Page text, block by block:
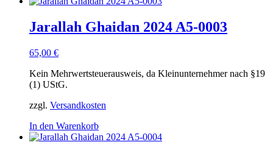
Jarallah Ghaidan 2024 A5-0003
65,00 €
Kein Mehrwertsteuerausweis, da Kleinunternehmer nach §19
(1) UStG.
zzgl. Versandkosten
In den Warenkorb